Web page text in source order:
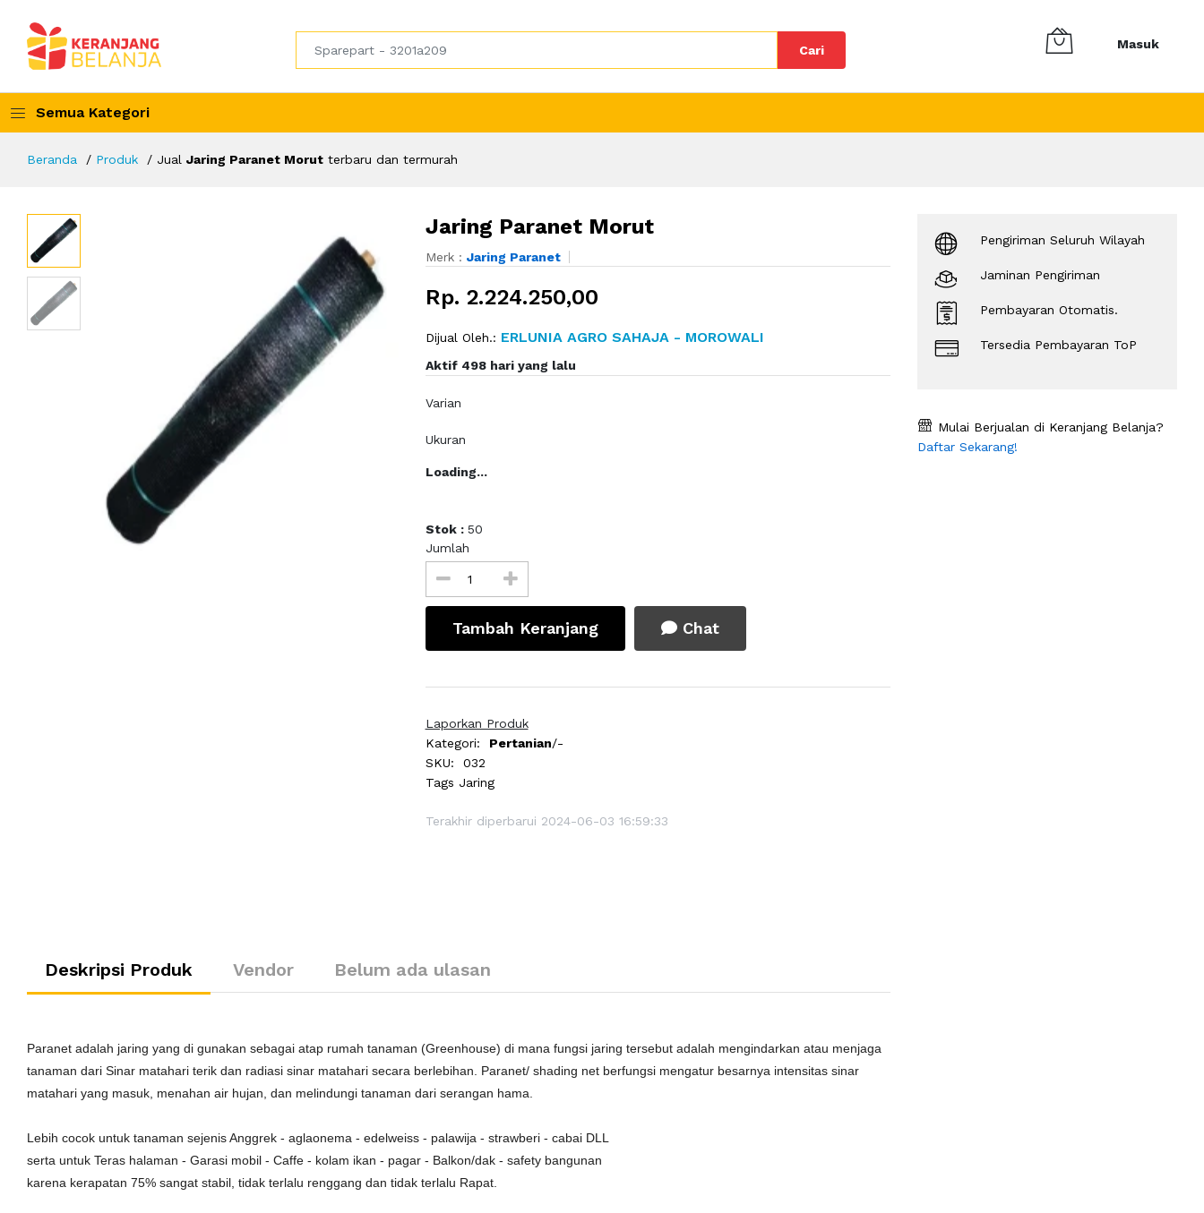
Cari Masuk
Semua Kategori
Beranda Produk Jual Jaring Paranet Morut terbaru dan termurah
Jaring Paranet Morut
Merk : Jaring Paranet
Rp. 2.224.250,00
Dijual Oleh.: ERLUNIA AGRO SAHAJA - MOROWALI
Aktif 498 hari yang lalu
Varian
Ukuran
Loading...
Stok : 50
Jumlah
Tambah Keranjang Chat
Laporkan Produk
Kategori:
Pertanian/-
SKU:
032
Tags Jaring
Terakhir diperbarui 2024-06-03 16:59:33
Deskripsi Produk Vendor Belum ada ulasan
Paranet adalah jaring yang di gunakan sebagai atap rumah tanaman (Greenhouse) di mana fungsi jaring tersebut adalah mengindarkan atau menjaga
tanaman dari Sinar matahari terik dan radiasi sinar matahari secara berlebihan. Paranet/ shading net berfungsi mengatur besarnya intensitas sinar
matahari yang masuk, menahan air hujan, dan melindungi tanaman dari serangan hama.
Lebih cocok untuk tanaman sejenis Anggrek - aglaonema - edelweiss - palawija - strawberi - cabai DLL
serta untuk Teras halaman - Garasi mobil - Caffe - kolam ikan - pagar - Balkon/dak - safety bangunan
karena kerapatan 75% sangat stabil, tidak terlalu renggang dan tidak terlalu Rapat.
Pengiriman Seluruh Wilayah
Jaminan Pengiriman
Pembayaran Otomatis.
Tersedia Pembayaran ToP
Mulai Berjualan di Keranjang Belanja?
Daftar Sekarang!